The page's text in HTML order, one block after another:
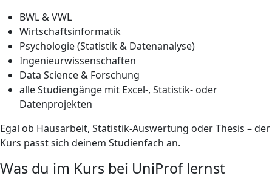
BWL & VWL
Wirtschaftsinformatik
Psychologie (Statistik & Datenanalyse)
Ingenieurwissenschaften
Data Science & Forschung
alle Studiengänge mit Excel-, Statistik- oder
Datenprojekten
Egal ob Hausarbeit, Statistik-Auswertung oder Thesis – der
Kurs passt sich deinem Studienfach an.
Was du im Kurs bei UniProf lernst